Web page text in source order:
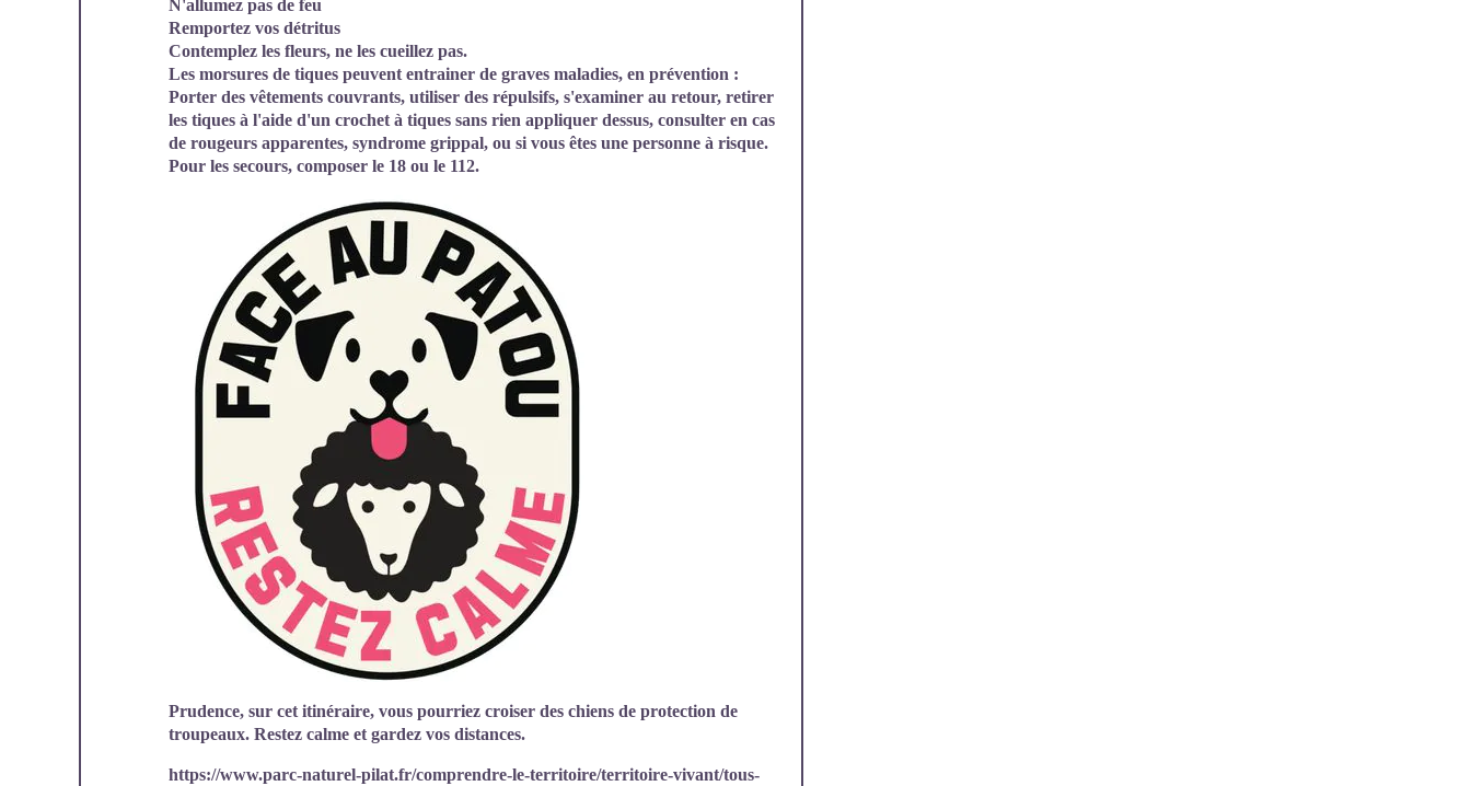
N'allumez pas de feu
Remportez vos détritus
Contemplez les fleurs, ne les cueillez pas.
Les morsures de tiques peuvent entrainer de graves maladies, en prévention :
Porter des vêtements couvrants, utiliser des répulsifs, s'examiner au retour, retirer
les tiques à l'aide d'un crochet à tiques sans rien appliquer dessus, consulter en cas
de rougeurs apparentes, syndrome grippal, ou si vous êtes une personne à risque.
Pour les secours, composer le 18 ou le 112.
Prudence, sur cet itinéraire, vous pourriez croiser des chiens de protection de
troupeaux. Restez calme et gardez vos distances.
https://www.parc-naturel-pilat.fr/comprendre-le-territoire/territoire-vivant/tous-